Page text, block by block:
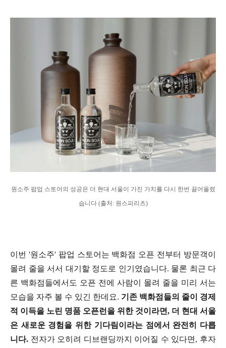
원소주 팝업 스토어의 성공은 더 현대 서울이 가진 가치를 다시 한번 끌어올렸
습니다 (출처: 원스피리츠)
이번 '원소주' 팝업 스토어는 백화점 오픈 전부터 방문객이
몰려 줄을 서서 대기할 정도로 인기였습니다. 물론 최근 다
른 백화점들에서도 오픈 전에 사람이 몰려 줄을 미리 서는
모습을 자주 볼 수 있긴 한데요. 기존 백화점들의 줄이 경제
적 이득을 노린 명품 오픈런을 위한 것이라면, 더 현대 서울
은 새로운 경험을 위한 기다림이라는 점에서 완전히 다릅
니다. 전자가 오히려 디브랜딩까지 이어질 수 있다면, 후자